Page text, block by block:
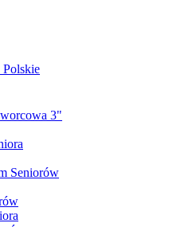
Polskie
3"
Seniorów